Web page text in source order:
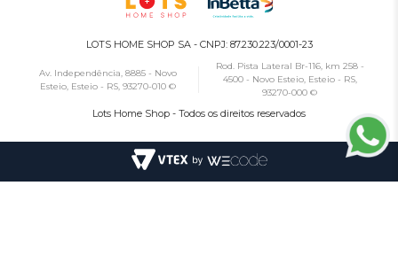
LOTS HOME SHOP SA - CNPJ: 87.230.223/0001-23
Av. Independência, 8885 - Novo
Esteio, Esteio - RS, 93270-010 ©
Rod. Pista Lateral Br-116, km 258 -
4500 - Novo Esteio, Esteio - RS,
93270-000 ©
Lots Home Shop - Todos os direitos reservados